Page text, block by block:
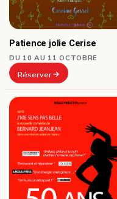
Patience jolie Cerise
DU 10 AU 11 OCTOBRE
Réserver